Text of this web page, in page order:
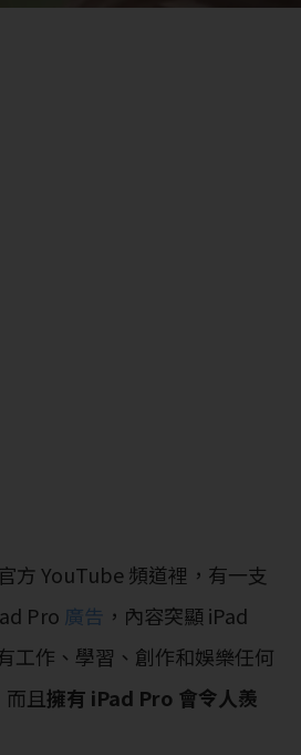
方 YouTube 頻道裡，有一支
Pro 廣告 ，內容突顯 iPad
工作、學習、創作和娛樂任何
且擁有 iPad Pro 會令人羨